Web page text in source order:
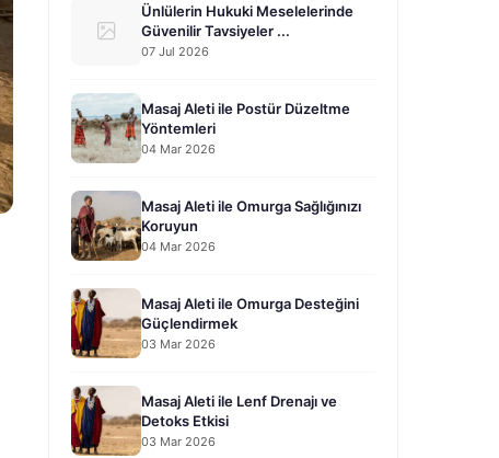
Ünlülerin Hukuki Meselelerinde
Güvenilir Tavsiyeler ...
07 Jul 2026
Masaj Aleti ile Postür Düzeltme
Yöntemleri
04 Mar 2026
Masaj Aleti ile Omurga Sağlığınızı
Koruyun
04 Mar 2026
Masaj Aleti ile Omurga Desteğini
Güçlendirmek
03 Mar 2026
Masaj Aleti ile Lenf Drenajı ve
Detoks Etkisi
03 Mar 2026